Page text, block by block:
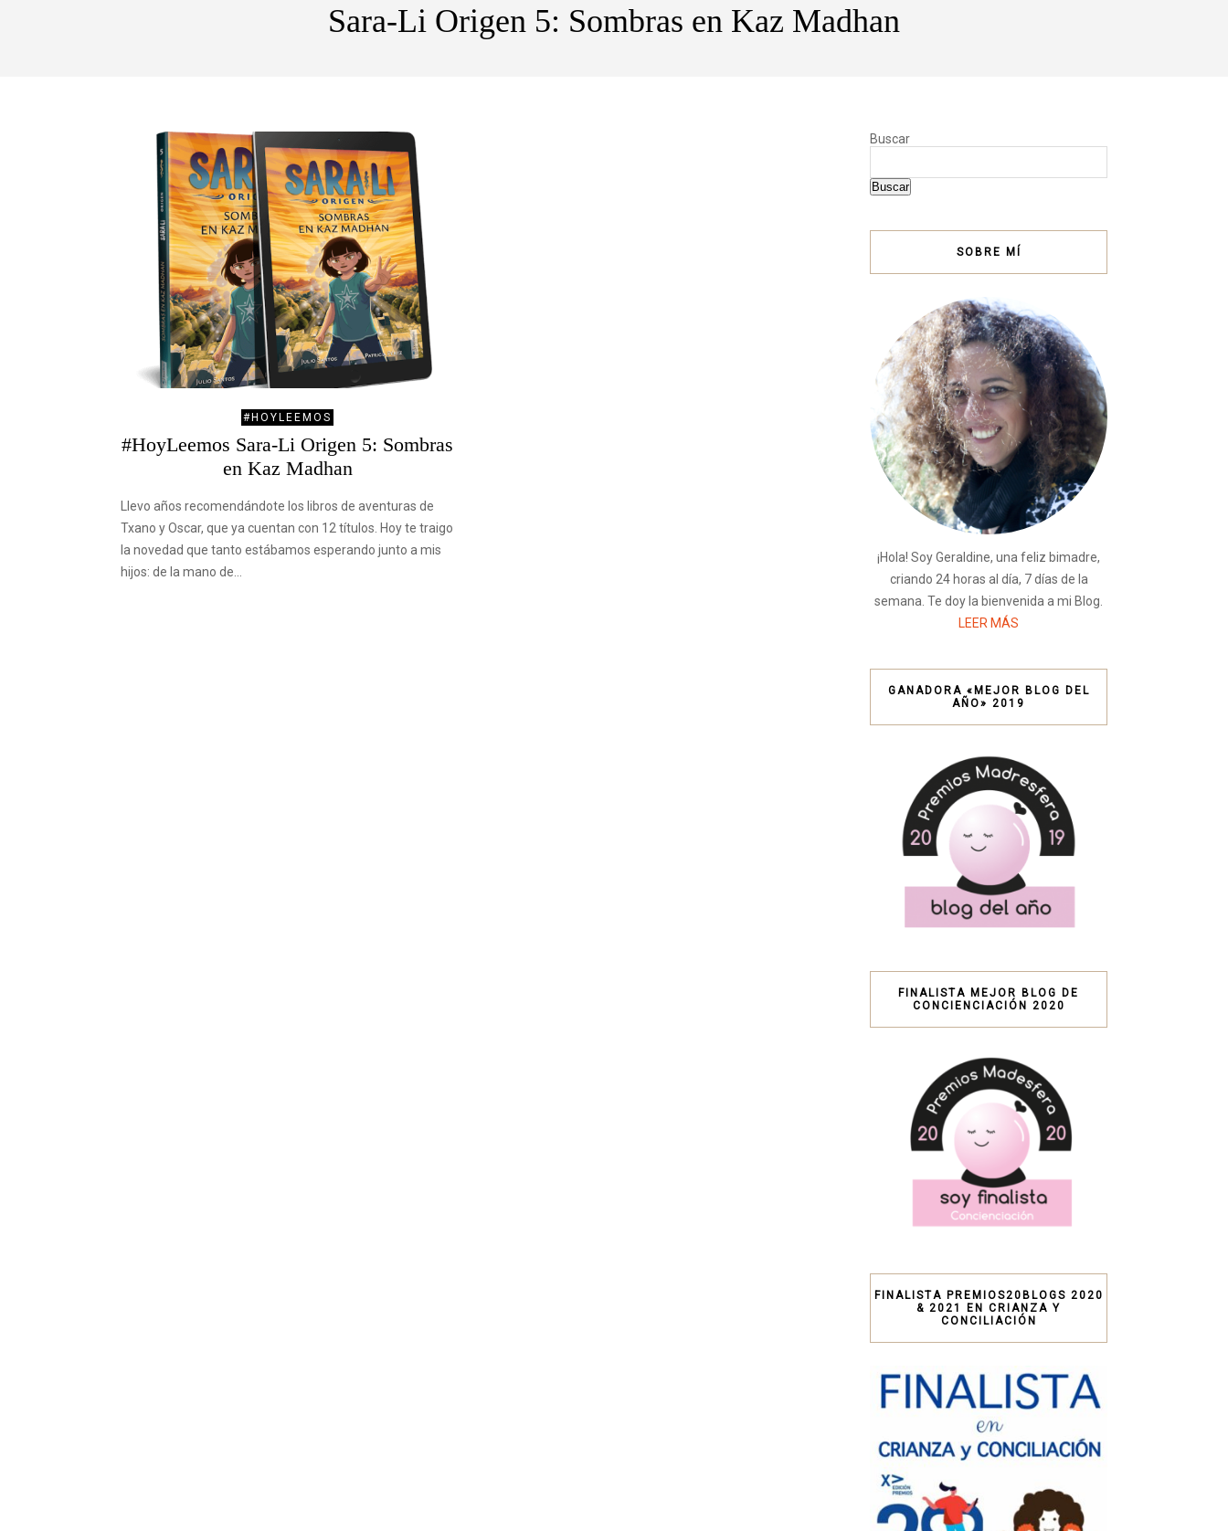
Sara-Li Origen 5: Sombras en Kaz Madhan
#HOYLEEMOS
#HoyLeemos Sara-Li Origen 5: Sombras
en Kaz Madhan
Llevo años recomendándote los libros de aventuras de
Txano y Oscar, que ya cuentan con 12 títulos. Hoy te traigo
la novedad que tanto estábamos esperando junto a mis
hijos: de la mano de…
Buscar
Buscar
SOBRE MÍ
¡Hola! Soy Geraldine, una feliz bimadre,
criando 24 horas al día, 7 días de la
semana. Te doy la bienvenida a mi Blog.
LEER MÁS
GANADORA «MEJOR BLOG DEL
AÑO» 2019
FINALISTA MEJOR BLOG DE
CONCIENCIACIÓN 2020
FINALISTA PREMIOS20BLOGS 2020
& 2021 EN CRIANZA Y
CONCILIACIÓN